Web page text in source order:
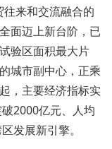
往来和交流融合的
面迈上新台阶，已
验区面积最大片
城市副中心，正乘
，主要经济指标实
2000亿元、人均
发展新引擎。